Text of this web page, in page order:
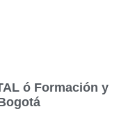
ó Formación y